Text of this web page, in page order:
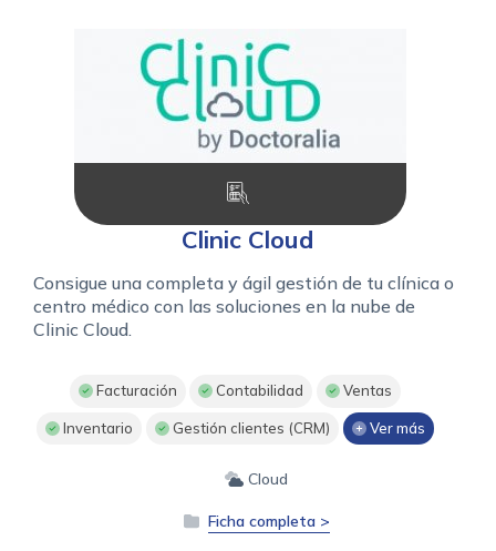
Clinic Cloud
Consigue una completa y ágil gestión de tu clínica o
centro médico con las soluciones en la nube de
Clinic Cloud.
Facturación Contabilidad Ventas
Inventario Gestión clientes (CRM) Ver más
Cloud
Ficha completa >